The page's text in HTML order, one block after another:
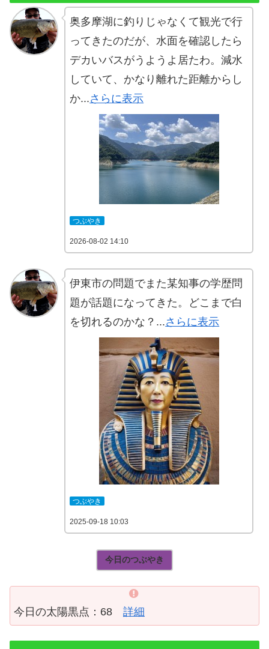
奥多摩湖に釣りじゃなくて観光で行
ってきたのだが、水面を確認したら
デカいバスがうようよ居たわ。減水
していて、かなり離れた距離からし
か...さらに表示
つぶやき
2026-08-02 14:10
伊東市の問題でまた某知事の学歴問
題が話題になってきた。どこまで白
を切れるのかな？...さらに表示
つぶやき
2025-09-18 10:03
今日のつぶやき
今日の太陽黒点：68 詳細